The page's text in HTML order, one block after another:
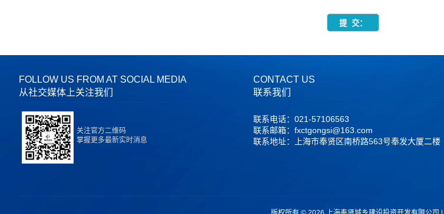
FOLLOW US FROM AT SOCIAL MEDIA
从社交媒体上关注我们
关注官方二维码
掌握更多最新实时消息
CONTACT US
联系我们
联系电话：021-57106563
联系邮箱：fxctgongsi@163.com
联系地址：上海市奉贤区南桥路563号奉发大厦二楼